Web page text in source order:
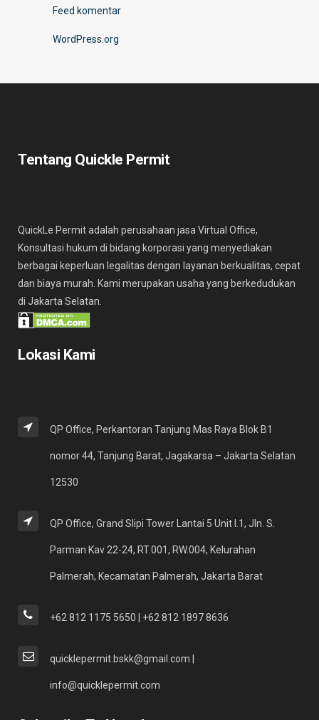
Feed komentar
WordPress.org
Tentang Quickle Permit
QuickLe Permit adalah perusahaan jasa Virtual Office,
Konsultasi hukum di bidang korporasi yang menyediakan
berbagai keperluan legalitas dengan layanan berkualitas, cepat
dan biaya murah. Kami merupakan usaha yang berkedudukan
di Jakarta Selatan.
Lokasi Kami
QP Office, Perkantoran Tanjung Mas Raya Blok B1
nomor 44, Tanjung Barat, Jagakarsa – Jakarta Selatan
12530
QP Office, Grand Slipi Tower Lantai 5 Unit I.1, Jln. S.
Parman Kav 22-24, RT.001, RW.004, Kelurahan
Palmerah, Kecamatan Palmerah, Jakarta Barat
+62 812 1175 5650 | +62 812 1897 8636
quicklepermit.bskk@gmail.com |
info@quicklepermit.com